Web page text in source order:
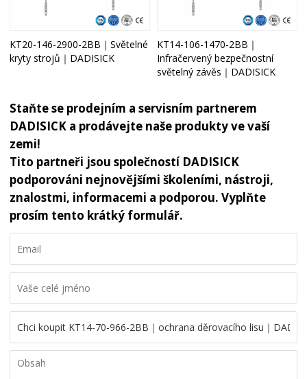
KT20-146-2900-2BB｜Světelné
kryty strojů｜DADISICK
KT14-106-1470-2BB｜
Infračervený bezpečnostní
světelný závěs｜DADISICK
Staňte se prodejním a servisním partnerem
DADISICK a prodávejte naše produkty ve vaší
zemi!
Tito partneři jsou společností DADISICK
podporováni nejnovějšími školeními, nástroji,
znalostmi, informacemi a podporou. Vyplňte
prosím tento krátký formulář.